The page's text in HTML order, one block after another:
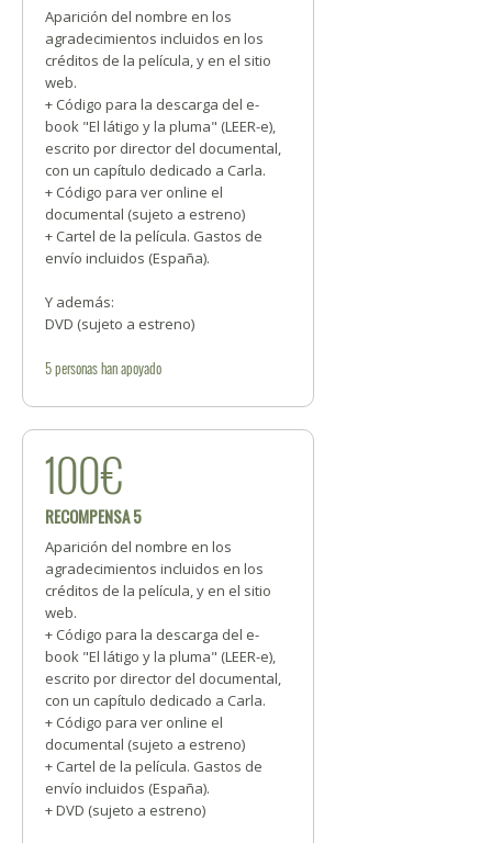
Aparición del nombre en los
agradecimientos incluidos en los
créditos de la película, y en el sitio
web.
+ Código para la descarga del e-
book "El látigo y la pluma" (LEER-e),
escrito por director del documental,
con un capítulo dedicado a Carla.
+ Código para ver online el
documental (sujeto a estreno)
+ Cartel de la película. Gastos de
envío incluidos (España).
Y además:
DVD (sujeto a estreno)
5personashan apoyado
100€
RECOMPENSA 5
Aparición del nombre en los
agradecimientos incluidos en los
créditos de la película, y en el sitio
web.
+ Código para la descarga del e-
book "El látigo y la pluma" (LEER-e),
escrito por director del documental,
con un capítulo dedicado a Carla.
+ Código para ver online el
documental (sujeto a estreno)
+ Cartel de la película. Gastos de
envío incluidos (España).
+ DVD (sujeto a estreno)